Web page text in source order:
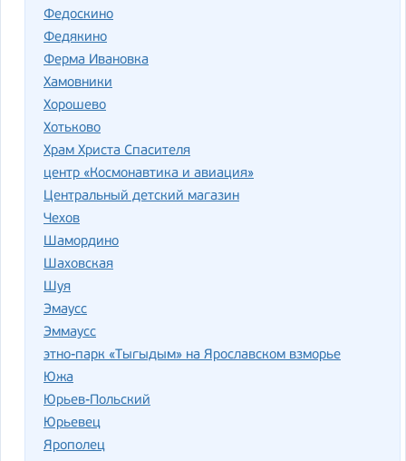
Федоскино
Федякино
Ферма Ивановка
Хамовники
Хорошево
Хотьково
Храм Христа Спасителя
центр «Космонавтика и авиация»
Центральный детский магазин
Чехов
Шамордино
Шаховская
Шуя
Эмаусс
Эммаусс
этно-парк «Тыгыдым» на Ярославском взморье
Южа
Юрьев-Польский
Юрьевец
Ярополец